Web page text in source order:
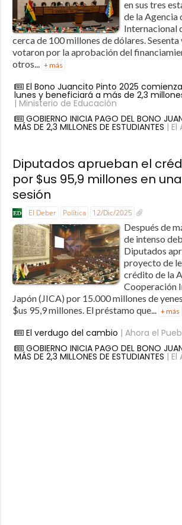
en sus tres
de la Agencia
Internacional
cerca de 100 millones de dólares.
votaron por la aprobación del
otros... + más
El Bono Juancito Pinto 2025
lunes y beneficiará a más de 2,3
| Ministerio de Educación
GOBIERNO INICIA PAGO DEL BONO
MÁS DE 2,3 MILLONES DE ESTUDIANTES | El
Diputados aprueban el
por $us 95,9 millones en
sesión
El Deber Política 12/Dic/2025
Después de
de intenso
Diputados
proyecto de
crédito de la
Cooperación
Japón (JICA) por 15.000 millones de
$us 95,9 millones. El préstamo que... + más
El verdugo del cambio | Ahora el
GOBIERNO INICIA PAGO DEL BONO
MÁS DE 2,3 MILLONES DE ESTUDIANTES | El